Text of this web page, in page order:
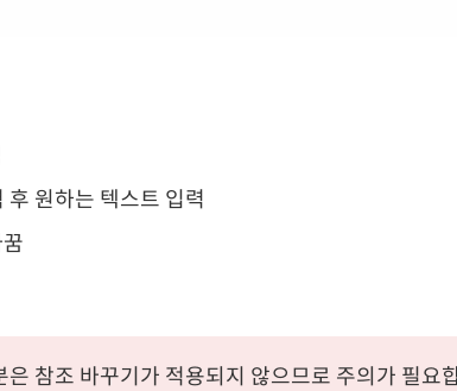
원하는 텍스트 입력
은 참조 바꾸기가 적용되지 않으므로 주의가 필요